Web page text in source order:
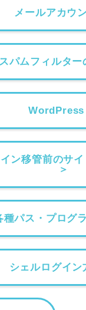
メールアカウ
スパムフィルター
WordPress
イン移管前のサ
＞
種パス・プログ
シェルログイン